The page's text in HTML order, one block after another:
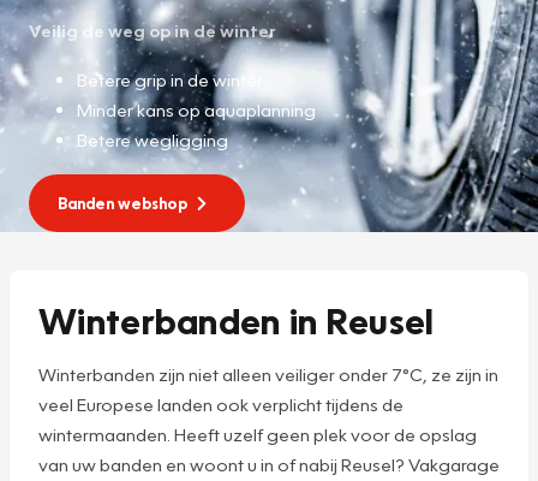
Veilig de weg op in de winter
Betere grip in de winter
Minder kans op aquaplanning
Betere wegligging
Banden webshop
Winterbanden in Reusel
Winterbanden zijn niet alleen veiliger onder 7°C, ze zijn in
veel Europese landen ook verplicht tijdens de
wintermaanden. Heeft uzelf geen plek voor de opslag
van uw banden en woont u in of nabij Reusel? Vakgarage